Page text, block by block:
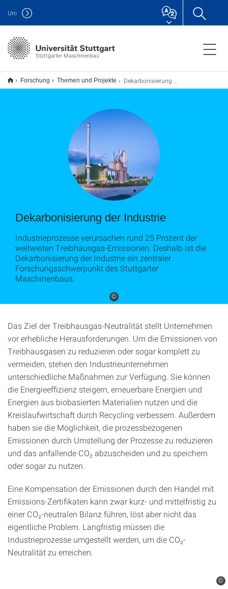
Stuttgarter Maschinenbau
Uni
Forschung Themen und Projekte Dekarbonisierung der Industrie
©
Dekarbonisierung der Industrie
Industrieprozesse verursachen rund 25 Prozent der
weltweiten Treibhausgas-Emissionen. Deshalb ist die
Dekarbonisierung der Industrie ein zentraler
Forschungsschwerpunkt des Stuttgarter
Maschinenbaus.
Das Ziel der Treibhausgas-Neutralität stellt Unternehmen
vor erhebliche Herausforderungen. Um die Emissionen von
Treibhausgasen zu reduzieren oder sogar komplett zu
vermeiden, stehen den Industrieunternehmen
unterschiedliche Maßnahmen zur Verfügung. Sie können
die Energieeffizienz steigern, erneuerbare Energien und
Energien aus biobasierten Materialien nutzen und die
Kreislaufwirtschaft durch Recycling verbessern. Außerdem
haben sie die Möglichkeit, die prozessbezogenen
Emissionen durch Umstellung der Prozesse zu reduzieren
und das anfallende CO₂ abzuscheiden und zu speichern
oder sogar zu nutzen.
Eine Kompensation der Emissionen durch den Handel mit
Emissions-Zertifikaten kann zwar kurz- und mittelfristig zu
einer CO₂-neutralen Bilanz führen, löst aber nicht das
eigentliche Problem. Langfristig müssen die
Industrieprozesse umgestellt werden, um die CO₂-
Neutralität zu erreichen.
©